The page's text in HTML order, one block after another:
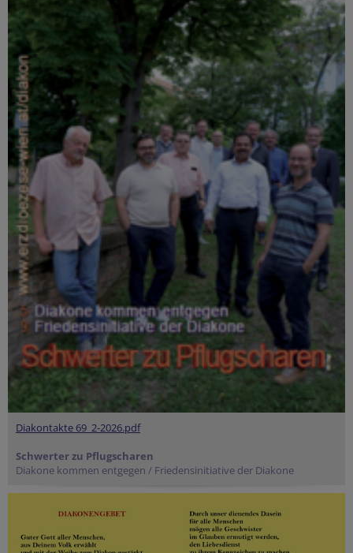
Diakontakte 69_2-2026.pdf
Schwerter zu Pflugscharen
Diakone kommen entgegen / Friedensinitiative der Diakone